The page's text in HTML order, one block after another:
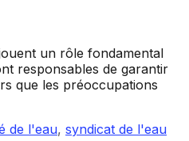
un rôle fondamental
responsables de garantir
que les préoccupations
de l'eau, syndicat de l'eau